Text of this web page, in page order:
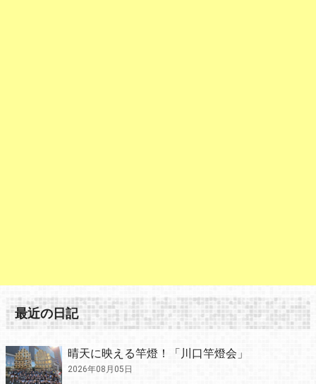
最近の日記
晴天に映える竿燈！「川口竿燈会」
2026年08月05日